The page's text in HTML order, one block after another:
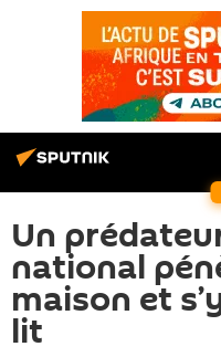
Un
national
maison et
lit